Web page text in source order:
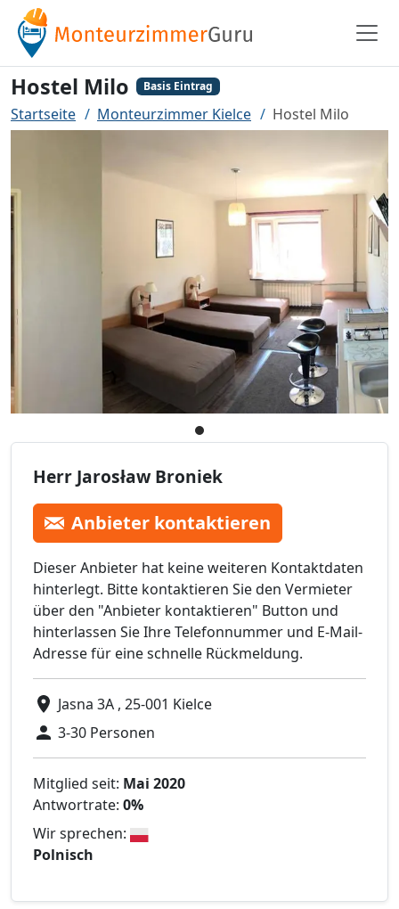
Hostel Milo Basis Eintrag
Startseite Monteurzimmer Kielce Hostel Milo
Herr Jarosław Broniek
Anbieter kontaktieren
Dieser Anbieter hat keine weiteren Kontaktdaten
hinterlegt. Bitte kontaktieren Sie den Vermieter
über den "Anbieter kontaktieren" Button und
hinterlassen Sie Ihre Telefonnummer und E-Mail-
Adresse für eine schnelle Rückmeldung.
Jasna 3A , 25-001 Kielce
3-30 Personen
Mitglied seit: Mai 2020
Antwortrate: 0%
Wir sprechen:
Polnisch